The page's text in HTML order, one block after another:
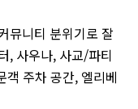
뮤니티 분위기로 잘
, 사우나, 사교/파티
객 주차 공간, 엘리베